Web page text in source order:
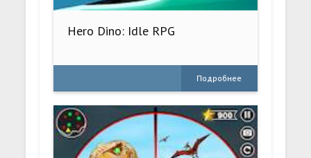
Hero Dino: Idle RPG
Подробнее